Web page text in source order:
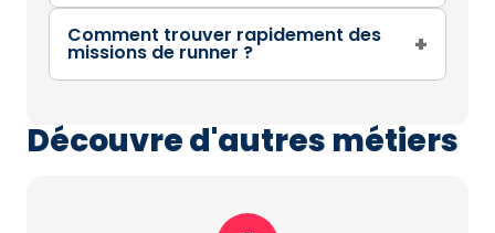
Comment trouver rapidement des
missions de runner ? +
Découvre d'autres métiers